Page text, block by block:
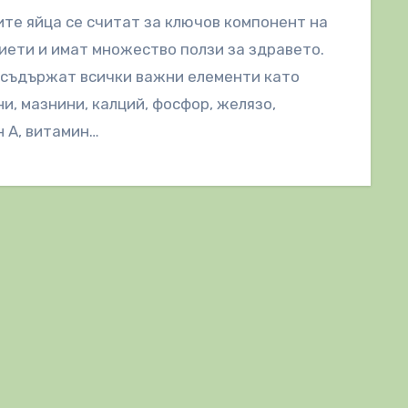
яйца се считат за ключов компонент на
и имат множество ползи за здравето.
всички важни елементи като
мазнини, калций, фосфор, желязо,
А, витамин…